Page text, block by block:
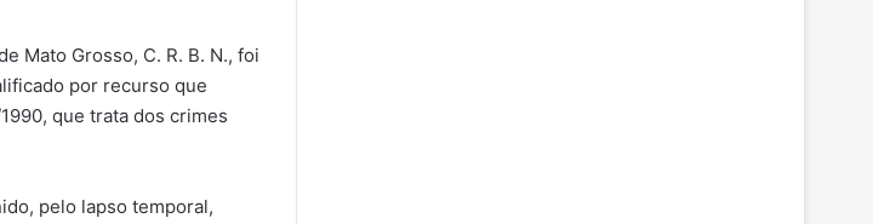
Mato Grosso, C. R. B. N., foi
por recurso que
que trata dos crimes
pelo lapso temporal,